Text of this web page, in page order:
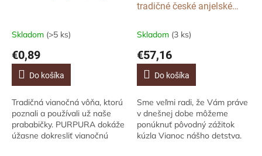
Skladom (>5 ks)
€0,89
Do košíka
Tradičná vianočná vôňa, ktorú
poznali a používali už naše
prababičky. PURPURA dokáže
úžasne dokresliť vianočnú
tradičné české anjelské
korálkami, Zlatý
Skladom (3 ks)
€57,16
Do košíka
Sme veľmi radi, že Vám práve
v dnešnej dobe môžeme
ponúknuť pôvodný zážitok
kúzla Vianoc nášho detstva.